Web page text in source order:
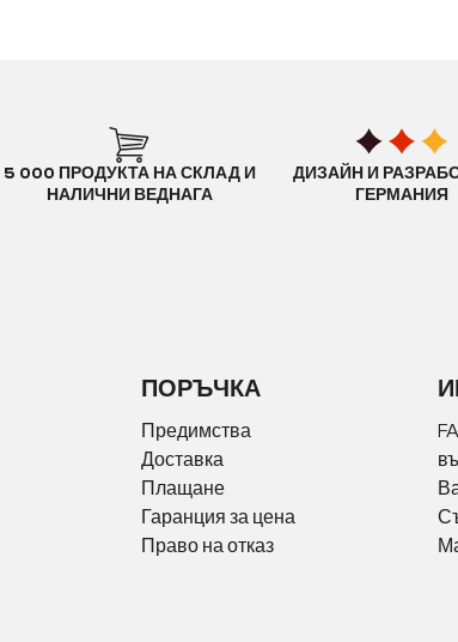
5 000 ПРОДУКТА НА СКЛАД И
НАЛИЧНИ ВЕДНАГА
ДИЗАЙН И
ГЕРМАНИЯ
ПОРЪЧКА
Предимства
Доставка
Плащане
Гаранция за цена
Право на отказ